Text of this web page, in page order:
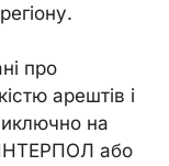
про
арештів і
на
ІНТЕРПОЛ або